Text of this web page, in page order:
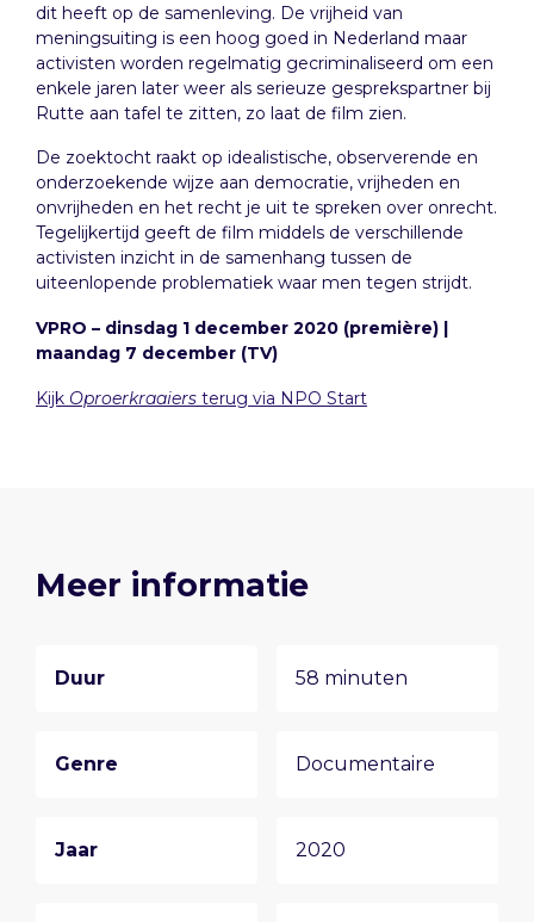
dit heeft op de samenleving. De vrijheid van
meningsuiting is een hoog goed in Nederland maar
activisten worden regelmatig gecriminaliseerd om een
enkele jaren later weer als serieuze gesprekspartner bij
Rutte aan tafel te zitten, zo laat de film zien.
De zoektocht raakt op idealistische, observerende en
onderzoekende wijze aan democratie, vrijheden en
onvrijheden en het recht je uit te spreken over onrecht.
Tegelijkertijd geeft de film middels de verschillende
activisten inzicht in de samenhang tussen de
uiteenlopende problematiek waar men tegen strijdt.
VPRO – dinsdag 1 december 2020 (première) |
maandag 7 december (TV)
Kijk Oproerkraaiers terug via NPO Start
Meer informatie
Duur 58 minuten
Genre Documentaire
Jaar 2020